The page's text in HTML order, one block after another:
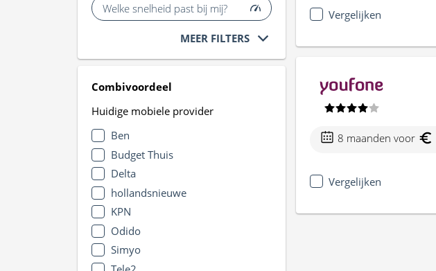
Welke snelheid past bij mij?
MEER FILTERS
Combivoordeel
Huidige mobiele provider
Ben
Budget Thuis
Delta
hollandsnieuwe
KPN
Odido
Simyo
Vergelijken
8 maanden voor
Vergelijken